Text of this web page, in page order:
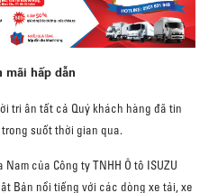
mãi hấp dẫn
tri ân tất cả Quý khách hàng đã tin
suốt thời gian qua.
của Công ty TNHH Ô tô ISUZU
Bản nổi tiếng với các dòng xe tải, xe